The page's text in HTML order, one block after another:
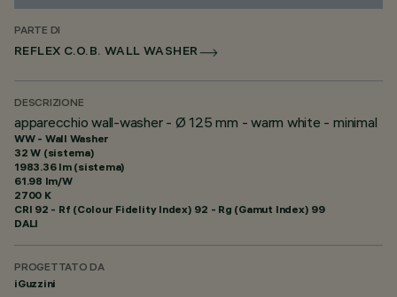
PARTE DI
REFLEX C.O.B. WALL WASHER
DESCRIZIONE
apparecchio wall-washer - Ø 125 mm - warm white - minimal
WW - Wall Washer
32 W (sistema)
1983.36 lm (sistema)
61.98 lm/W
2700 K
CRI 92 - Rf (Colour Fidelity Index) 92 - Rg (Gamut Index) 99
DALI
PROGETTATO DA
iGuzzini